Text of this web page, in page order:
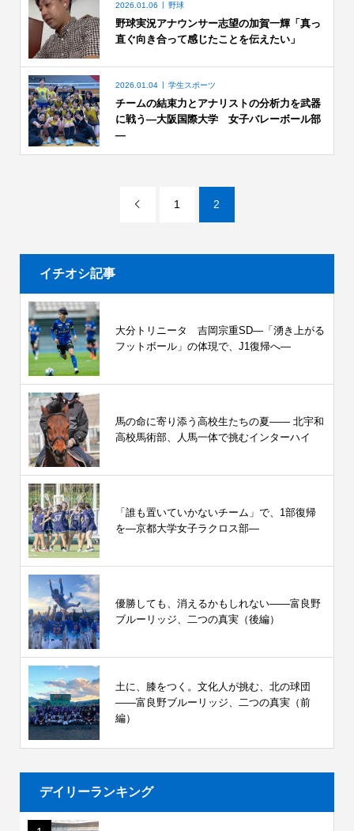
2026.01.06 野球
野球実況アナウンサー志望の加賀一輝「真っ
直ぐ向き合って感じたことを伝えたい」
2026.01.04 学生スポーツ
チームの結束力とアナリストの分析力を武器
に戦う―大阪国際大学 女子バレーボール部
―
 1 2
イチオシ記事
大分トリニータ 吉岡宗重SD―「湧き上がる
フットボール」の体現で、J1復帰へ―
馬の命に寄り添う高校生たちの夏—— 北宇和
高校馬術部、人馬一体で挑むインターハイ
「誰も置いていかないチーム」で、1部復帰
を―京都大学女子ラクロス部―
優勝しても、消えるかもしれない――富良野
ブルーリッジ、二つの真実（後編）
土に、膝をつく。文化人が挑む、北の球団
――富良野ブルーリッジ、二つの真実（前
編）
デイリーランキング